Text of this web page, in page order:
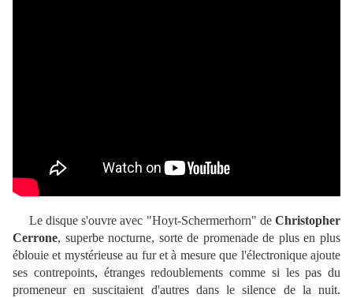
Le disque s'ouvre avec "Hoyt-Schermerhorn" de Christopher
Cerrone, superbe nocturne, sorte de promenade de plus en plus
éblouie et mystérieuse au fur et à mesure que l'électronique ajoute
ses contrepoints, étranges redoublements comme si les pas du
promeneur en suscitaient d'autres dans le silence de la nuit.